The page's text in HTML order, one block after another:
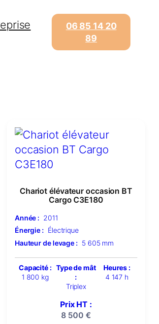
06 85 14 20
89
Chariot élévateur occasion BT
Cargo C3E180
Année : 2011
Énergie : Électrique
Hauteur de levage : 5 605 mm
Capacité :
1 800 kg
Type de mât
:
Triplex
Heures :
4 147 h
Prix HT :
8 500 €